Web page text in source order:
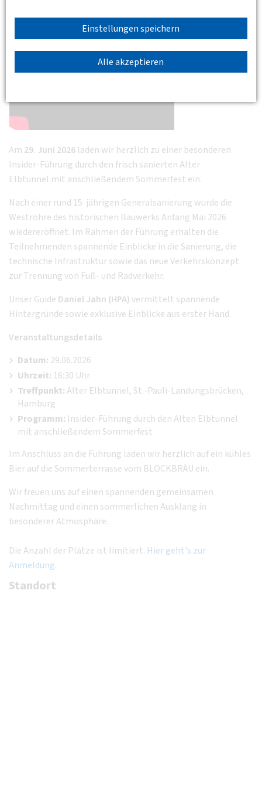
Einstellungen speichern
Alle akzeptieren
Hamburg e.V.
Am 29. Juni 2026 laden wir herzlich zu einer besonderen
Insider-Führung durch den frisch sanierten Alter
Elbtunnel mit anschließendem Sommerfest ein.
Nach einer rund 15-jährigen Generalsanierung wurde die
Weströhre des historischen Bauwerks Anfang Mai 2026
wiedereröffnet. Im Rahmen der Führung erhalten die
Teilnehmenden spannende Einblicke in die Sanierung, die
technische Infrastruktur sowie das neue Verkehrskonzept
zur Trennung von Fuß- und Radverkehr.
Unser Guide Daniel Jahn (HPA)vermittelt spannende
Hintergründe sowie exklusive Einblicke aus erster Hand.
Veranstaltungsdetails
Datum: 29.06.2026
Uhrzeit: 16:30 Uhr
Treffpunkt:Alter Elbtunnel, St.-Pauli-Landungsbrücken,
Hamburg
Programm: Insider-Führung durch den Alten Elbtunnel
mit anschließendem Sommerfest
Im Anschluss an die Führung laden wir herzlich auf ein kühles
Bier auf die Sommerterrasse vom BLOCKBRÄU ein.
Wir freuen uns auf einen spannenden gemeinsamen
Nachmittag und einen sommerlichen Ausklang in
besonderer Atmosphäre.
Die Anzahl der Plätze ist limitiert. Hier geht's zur
Anmeldung.
Standort